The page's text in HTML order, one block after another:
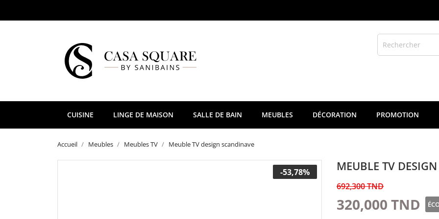
CUISINE LINGE DE MAISON SALLE DE BAIN MEUBLES DÉCORATION PROMOTION
Accueil Meubles Meubles TV Meuble TV design scandinave
-53,78% MEUBLE TV
692,300 TND
320,000 TND